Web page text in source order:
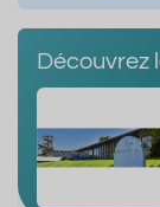
Découvrez